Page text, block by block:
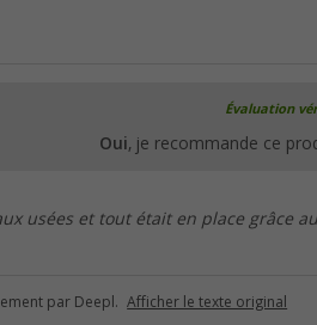
Évaluation
Oui, je recommande ce
usées et tout était en place grâce
par Deepl. Afficher le texte original